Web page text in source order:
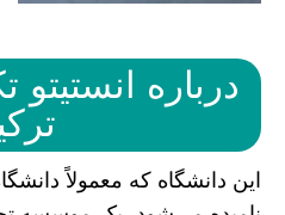
درباره انستیتو